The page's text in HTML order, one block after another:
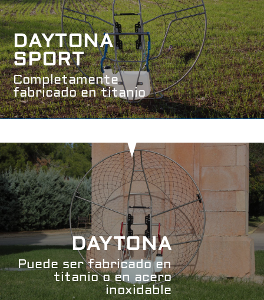
DAYTONA
SPORT
Completamente
fabricado en titanio
DAYTONA
Puede ser fabricado en
titanio o en acero
inoxidable